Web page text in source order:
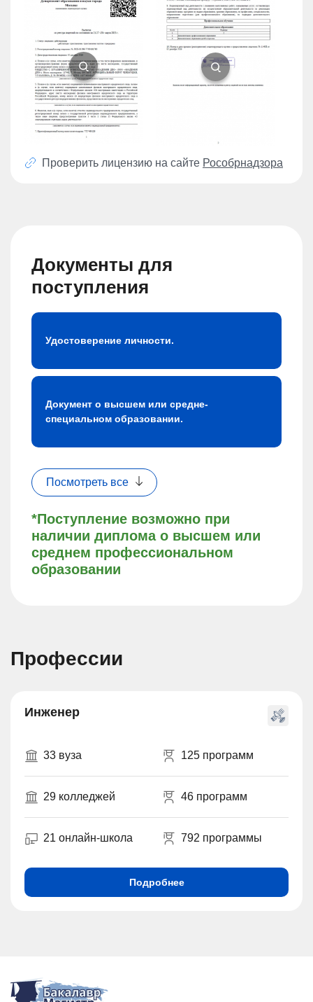
Проверить лицензию на сайте Рособрнадзора
Документы для
поступления
*Поступление возможно при
наличии диплома о высшем или
среднем профессиональном
образовании
Удостоверение личности.
Документ о высшем или средне-
специальном образовании.
Посмотреть все
Профессии
Инженер
33 вуза 125 программ
29 колледжей 46 программ
21 онлайн-школа 792 программы
Подробнее